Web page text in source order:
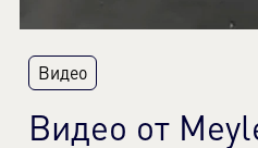
Видео
Видео от